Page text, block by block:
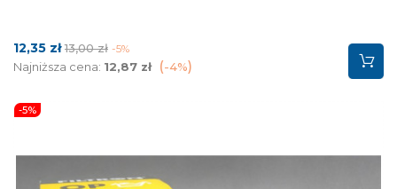
Cena
12,35 złCena
podstawowa
13,00 zł -5%
Najniższa cena: 12,87 zł -4%
-5%